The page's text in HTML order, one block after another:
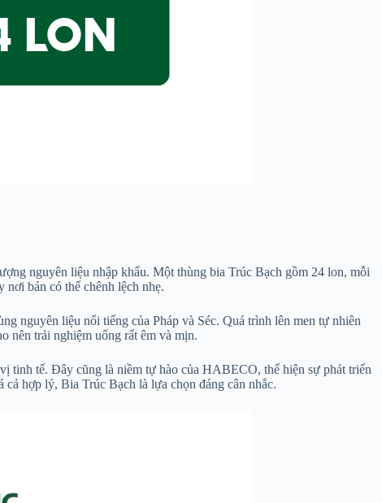
nguyên liệu nhập khẩu. Một thùng bia Trúc Bạch gồm 24 lon, mỗi
bán có thể chênh lệch nhẹ.
nguyên liệu nổi tiếng của Pháp và Séc. Quá trình lên men tự nhiên
nên trải nghiệm uống rất êm và mịn.
tinh tế. Đây cũng là niềm tự hào của HABECO, thể hiện sự phát triển
hợp lý, Bia Trúc Bạch là lựa chọn đáng cân nhắc.